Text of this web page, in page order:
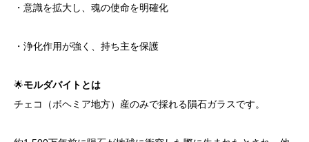
・意識を拡大し、魂の使命を明確化
・浄化作用が強く、持ち主を保護
🌟モルダバイトとは
チェコ（ボヘミア地方）産のみで採れる隕石ガラスです。